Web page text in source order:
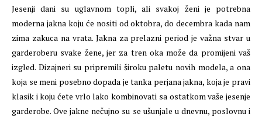
Jesenji dani su uglavnom topli, ali svakoj ženi je potrebna
moderna jakna koju će nositi od oktobra, do decembra kada nam
zima zakuca na vrata. Jakna za prelazni period je važna stvar u
garderoberu svake žene, jer za tren oka može da promijeni vaš
izgled. Dizajneri su pripremili široku paletu novih modela, a ona
koja se meni posebno dopada je tanka perjana jakna, koja je pravi
klasik i koju ćete vrlo lako kombinovati sa ostatkom vaše jesenje
garderobe. Ove jakne nečujno su se ušunjale u dnevnu, poslovnu i